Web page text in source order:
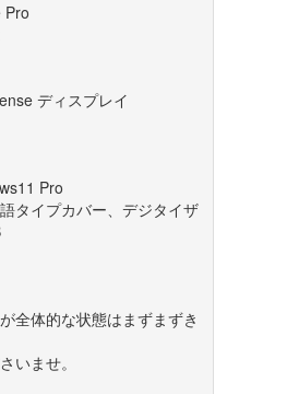
Pro
ディスプレイ
Pro
タイプカバー、デジタイザ
全体的な状態はまずまずき
いませ。